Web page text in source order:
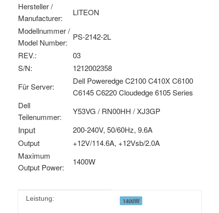
Hersteller /
Manufacturer:
LITEON
Modellnummer /
Model Number:
PS-2142-2L
REV.:
03
S/N:
1212002358
Für Server:
Dell Poweredge C2100 C410X C6100
C6145 C6220 Cloudedge 6105 Series
Dell
Teilenummer:
Y53VG / RN00HH / XJ3GP
Input
200-240V, 50/60Hz, 9.6A
Output
+12V/114.6A, +12Vsb/2.0A
Maximum
Output Power:
1400W
Produkteigenschaft
Wert
Leistung: 1400W